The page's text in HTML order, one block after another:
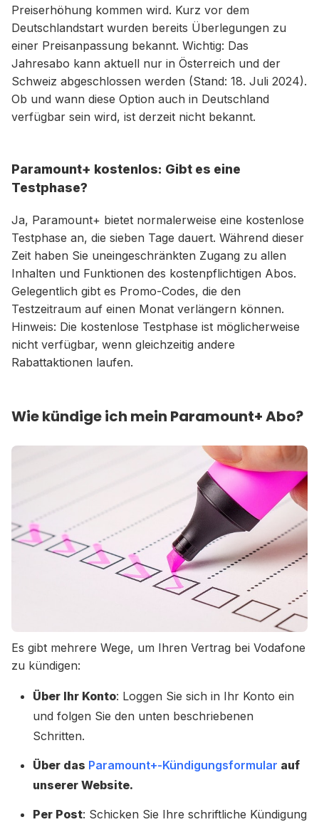
Preiserhöhung kommen wird. Kurz vor dem
Deutschlandstart wurden bereits Überlegungen zu
einer Preisanpassung bekannt. Wichtig: Das
Jahresabo kann aktuell nur in Österreich und der
Schweiz abgeschlossen werden (Stand: 18. Juli 2024).
Ob und wann diese Option auch in Deutschland
verfügbar sein wird, ist derzeit nicht bekannt.
Paramount+ kostenlos: Gibt es eine
Testphase?
Ja, Paramount+ bietet normalerweise eine kostenlose
Testphase an, die sieben Tage dauert. Während dieser
Zeit haben Sie uneingeschränkten Zugang zu allen
Inhalten und Funktionen des kostenpflichtigen Abos.
Gelegentlich gibt es Promo-Codes, die den
Testzeitraum auf einen Monat verlängern können.
Hinweis: Die kostenlose Testphase ist möglicherweise
nicht verfügbar, wenn gleichzeitig andere
Rabattaktionen laufen.
Wie kündige ich mein Paramount+ Abo?
Es gibt mehrere Wege, um Ihren Vertrag bei Vodafone
zu kündigen:
Über Ihr Konto: Loggen Sie sich in Ihr Konto ein
und folgen Sie den unten beschriebenen
Schritten.
Über das Paramount+-Kündigungsformular auf
unserer Website.
Per Post: Schicken Sie Ihre schriftliche Kündigung